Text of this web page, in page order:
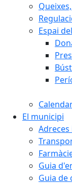
Espai
El municipi
Guia
Guia de